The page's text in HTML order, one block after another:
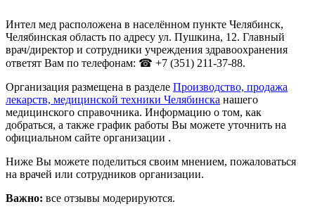
Интел мед расположена в населённом пункте Челябинск,
Челябинская область по адресу ул. Пушкина, 12. Главный
врач/директор и сотрудники учреждения здравоохранения
ответят Вам по телефонам: ☎ +7 (351) 211-37-88.
Организация размещена в разделе Производство, продажа
лекарств, медицинской техники Челябинска нашего
медицинского справочника. Информацию о том, как
добраться, а также график работы Вы можете уточнить на
официальном сайте организации .
Ниже Вы можете поделиться своим мнением, пожаловаться
на врачей или сотрудников организации.
Важно: все отзывы модерируются.